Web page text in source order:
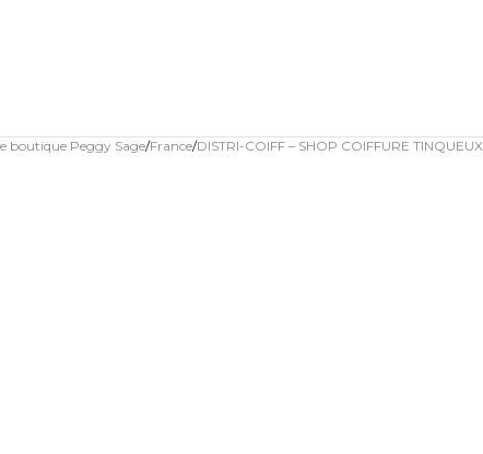
boutique Peggy Sage France DISTRI-COIFF – SHOP COIFFURE TINQUEUX